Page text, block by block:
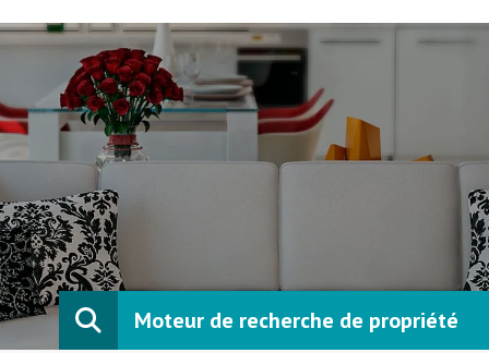
Moteur de recherche de propriété